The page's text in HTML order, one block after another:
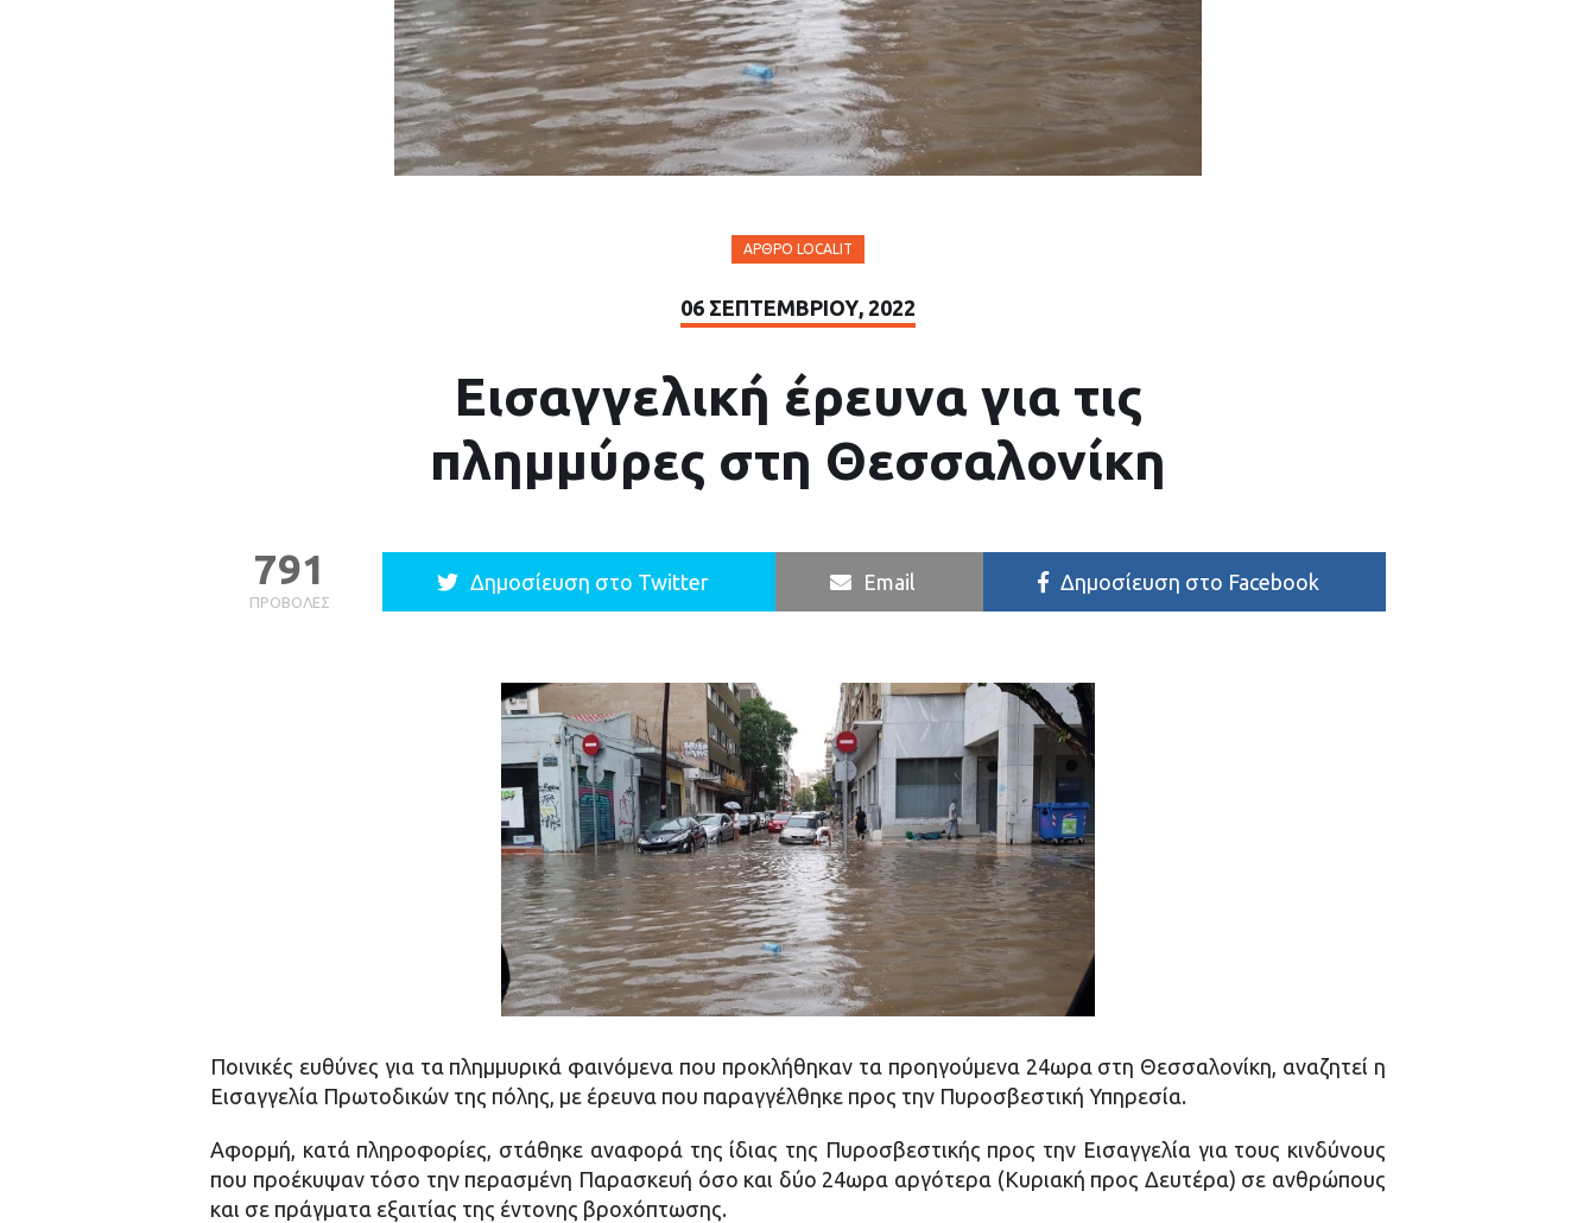
ΆΡΘΡΟ LOCALIT
06 ΣΕΠΤΕΜΒΡΊΟΥ, 2022
Εισαγγελική έρευνα για τις
πλημμύρες στη Θεσσαλονίκη
ΠΡΟΒΟΛΈΣ
791 Δημοσίευση στο Twitter Email Δημοσίευση στο Facebook
Ποινικές ευθύνες για τα πλημμυρικά φαινόμενα που προκλήθηκαν τα προηγούμενα 24ωρα στη Θεσσαλονίκη, αναζητεί η
Εισαγγελία Πρωτοδικών της πόλης, με έρευνα που παραγγέλθηκε προς την Πυροσβεστική Υπηρεσία.
Αφορμή, κατά πληροφορίες, στάθηκε αναφορά της ίδιας της Πυροσβεστικής προς την Εισαγγελία για τους κινδύνους
που προέκυψαν τόσο την περασμένη Παρασκευή όσο και δύο 24ωρα αργότερα (Κυριακή προς Δευτέρα) σε ανθρώπους
και σε πράγματα εξαιτίας της έντονης βροχόπτωσης.